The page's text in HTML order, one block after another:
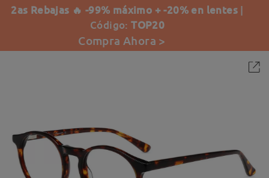
2as Rebajas 🔥 -99% máximo + -20% en lentes |
Código:TOP20
Compra Ahora >